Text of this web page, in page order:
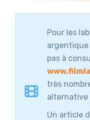
Pour les
argentique
pas à
très
alternative
Un article